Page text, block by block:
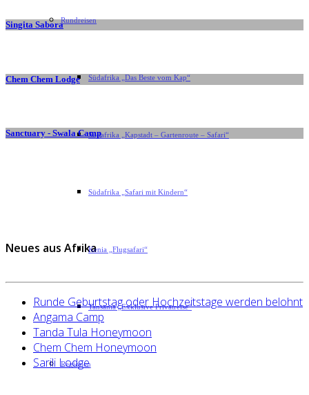
Rundreisen
Südafrika „Das Beste vom Kap“
Südafrika „Kapstadt – Gartenroute – Safari“
Südafrika „Safari mit Kindern“
Kenia „Flugsafari“
Tansania „Exklusive Privatreise“
Regionen
Singita Sabora
Chem Chem Lodge
Sanctuary - Swala Camp
Neues aus Afrika
Runde Geburtstag oder Hochzeitstage werden belohnt
Angama Camp
Tanda Tula Honeymoon
Chem Chem Honeymoon
Sarili Lodge